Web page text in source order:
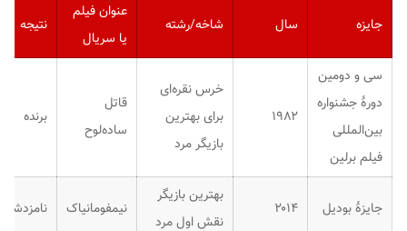
جایزه سال شاخه/رشته
عنوان فیلم
یا سریال
نتیجه
سی و دومین
دورهٔ جشنواره
بین‌المللی
فیلم برلین
۱۹۸۲
خرس نقره‌ای
برای بهترین
بازیگر مرد
قاتل
ساده‌لوح
برنده
جایزهٔ بودیل ۲۰۱۴
بهترین بازیگر
نقش اول مرد
نیمفومانیاک نامزدشده